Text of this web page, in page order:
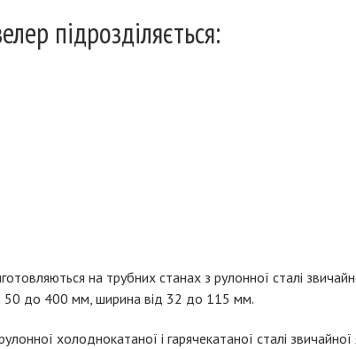
підрозділяється:
на трубних станах з рулонної сталі
50 до 400 мм, ширина від 32 до 115 мм.
холоднокатаної і гарячекатаної сталі звичайної